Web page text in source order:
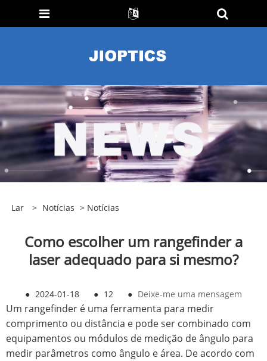
Lar > Notícias > Notícias
Como escolher um rangefinder a
laser adequado para si mesmo?
● 2024-01-18 ● 12 ● Deixe-me uma mensagem
Um rangefinder é uma ferramenta para medir
comprimento ou distância e pode ser combinado com
equipamentos ou módulos de medição de ângulo para
medir parâmetros como ângulo e área. De acordo com